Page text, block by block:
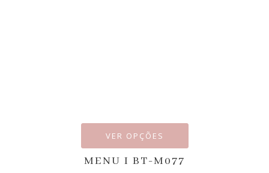
VER OPÇÕES
MENU I BT-M077